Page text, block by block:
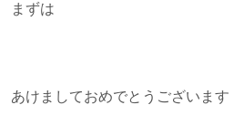
まずは
あけましておめでとうございます